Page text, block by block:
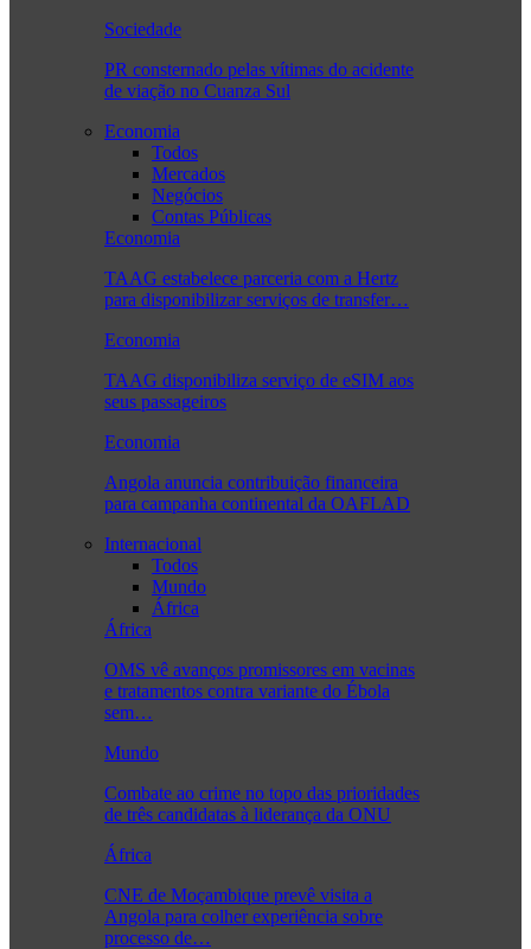
Sociedade
PR consternado pelas vítimas do acidente
de viação no Cuanza Sul
Economia
Todos
Mercados
Negócios
Contas Públicas
Economia
TAAG estabelece parceria com a Hertz
para disponibilizar serviços de transfer…
Economia
TAAG disponibiliza serviço de eSIM aos
seus passageiros
Economia
Angola anuncia contribuição financeira
para campanha continental da OAFLAD
Internacional
Todos
Mundo
África
África
OMS vê avanços promissores em vacinas
e tratamentos contra variante do Ébola
sem…
Mundo
Combate ao crime no topo das prioridades
de três candidatas à liderança da ONU
África
CNE de Moçambique prevê visita a
Angola para colher experiência sobre
processo de…